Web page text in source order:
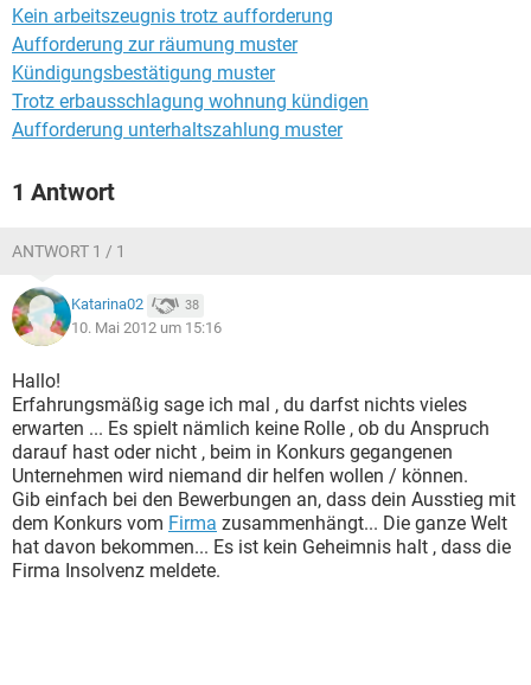
Kein arbeitszeugnis trotz aufforderung
Aufforderung zur räumung muster
Kündigungsbestätigung muster
Trotz erbausschlagung wohnung kündigen
Aufforderung unterhaltszahlung muster
1 Antwort
ANTWORT 1 / 1
Katarina02 38
10. Mai 2012 um 15:16
Hallo!
Erfahrungsmäßig sage ich mal , du darfst nichts vieles
erwarten ... Es spielt nämlich keine Rolle , ob du Anspruch
darauf hast oder nicht , beim in Konkurs gegangenen
Unternehmen wird niemand dir helfen wollen / können.
Gib einfach bei den Bewerbungen an, dass dein Ausstieg mit
dem Konkurs vom Firma zusammenhängt... Die ganze Welt
hat davon bekommen... Es ist kein Geheimnis halt , dass die
Firma Insolvenz meldete.